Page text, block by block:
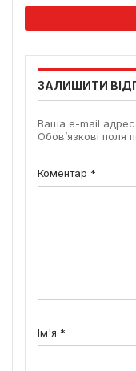
ЗАЛИШИТИ
Ваша e-mail
Обов’язкові поля
Коментар *
Ім'я *